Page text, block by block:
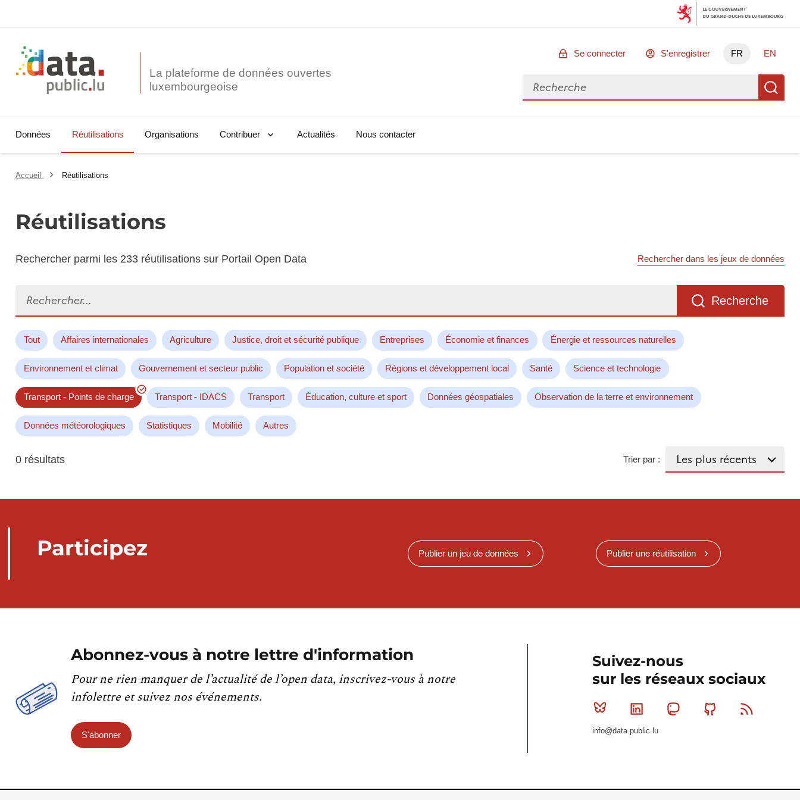
La plateforme de données ouvertes
Se connecter S'enregistrer FR EN
Rechercher des données
Données Réutilisations Organisations Contribuer Actualités Nous contacter
Accueil Réutilisations
Réutilisations
Rechercher parmi les 233 réutilisations sur Portail Open Data Rechercher dans les jeux de données
Recherche
Tout Affaires internationales Agriculture Justice, droit et sécurité publique Entreprises Économie et finances Énergie et ressources naturelles
Environnement et climat Gouvernement et secteur public Population et société Régions et développement local Santé Science et technologie
Transport - Points de charge Transport - IDACS Transport Éducation, culture et sport Données géospatiales Observation de la terre et environnement
Données météorologiques Statistiques Mobilité Autres
0 résultats Trier par :
Participez Publier un jeu de données Publier une réutilisation
Abonnez-vous à notre lettre d'information
Pour ne rien manquer de l’actualité de l’open data, inscrivez-vous à notre
infolettre et suivez nos événements.
S'abonner
Suivez-nous
sur les réseaux sociaux
Bluesky Linkedin MastodonGithub
info@data.public.lu